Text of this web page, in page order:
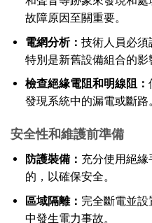
故障原因至關重要。
電網分析： 技術人員必須
特別是新舊設備組合的影
檢查絕緣電阻和明線阻：
發現系統中的漏電或斷路
安全性和維護前準備
防護裝備： 充分使用絕
的，以確保安全。
區域隔離： 完全斷電並
中發生電力事故。